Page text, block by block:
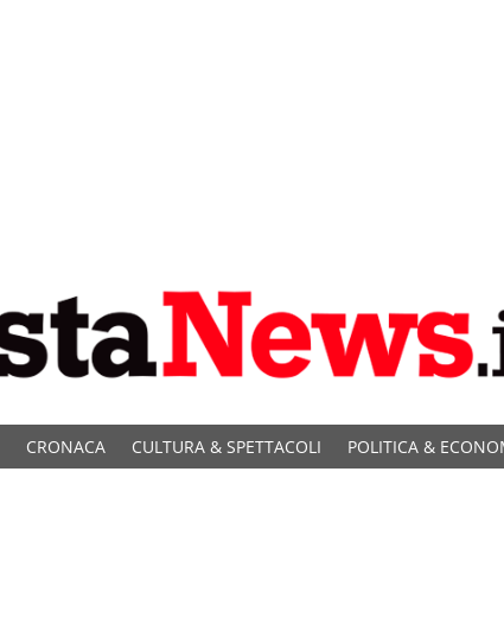
CRONACA CULTURA & SPETTACOLI POLITICA &